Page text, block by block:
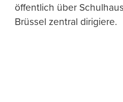
öffentlich über
Brüssel zentral dirigiere.